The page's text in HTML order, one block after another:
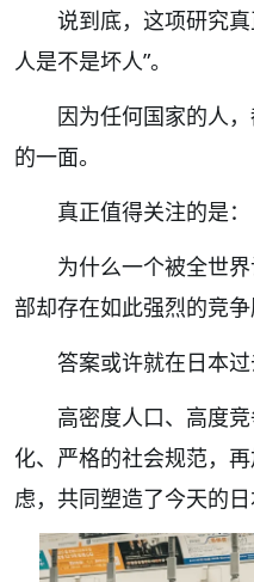
说到底，这项研究
人是不是坏人”。
因为任何国家的人
的一面。
真正值得关注的是：
为什么一个被全世界
部却存在如此强烈的竞争
答案或许就在日本
高密度人口、高度
化、严格的社会规范，
虑，共同塑造了今天的日